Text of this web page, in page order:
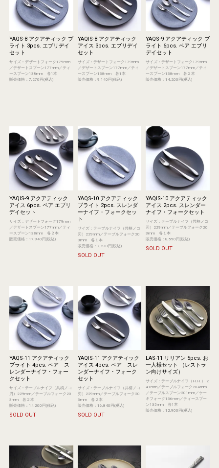
YAQS-8 アクアティック ブ
ライト 3pcs. エブリデイ
セット
サイズ：デザートフォーク179mm
／デザートスプーン177mm／ティ
ースプーン138mm 各1本
販売価格：7,270円(税込)
YAQIS-8 アクアティック
アイス 3pcs. エブリデイ
セット
サイズ：デザートフォーク179mm
／デザートスプーン177mm／ティ
ースプーン138mm 各1本
販売価格：9,140円(税込)
YAQS-9 アクアティック ブ
ライト 6pcs. ペア エブリ
デイセット
サイズ：デザートフォーク179mm
／デザートスプーン177mm／ティ
ースプーン138mm 各２本
販売価格：14,200円(税込)
YAQIS-9 アクアティック
アイス 6pcs. ペア エブリ
デイセット
サイズ：デザートフォーク179mm
／デザートスプーン177mm／ティ
ースプーン138mm 各２本
販売価格：17,940円(税込)
YAQS-10 アクアティック
ブライト 2pcs. スレンダ
ーナイフ・フォークセッ
ト
サイズ：テーブルナイフ（共柄ノコ
刃）229mm／テーブルフォーク20
3mm 各１本
販売価格：7,270円(税込)
SOLD OUT
YAQIS-10 アクアティック
アイス 2pcs. スレンダー
ナイフ・フォークセット
サイズ：テーブルナイフ（共柄ノコ
刃）229mm／テーブルフォーク20
3mm 各１本
販売価格：8,590円(税込)
SOLD OUT
YAQS-11 アクアティック
ブライト 4pcs. ペア ス
レンダーナイフ・フォー
クセット
サイズ：テーブルナイフ（共柄ノコ
刃）229mm／テーブルフォーク20
3mm 各２本
販売価格：14,200円(税込)
SOLD OUT
YAQIS-11 アクアティック
アイス 4pcs. ペア スレ
ンダーナイフ・フォーク
セット
サイズ：テーブルナイフ（共柄ノコ
刃）229mm／テーブルフォーク20
3mm 各２本
販売価格：16,840円(税込)
SOLD OUT
LAS-11 リリアン 5pcs. お
一人様セット （レストラ
ン向けサイズ）
サイズ：テーブルナイフ（H.H.） 2
41mm／テーブルフォーク204mm
／テーブルスプーン201mm／ケー
キフォーク136mm／ティースプー
ン135mm 各1本
販売価格：12,900円(税込)